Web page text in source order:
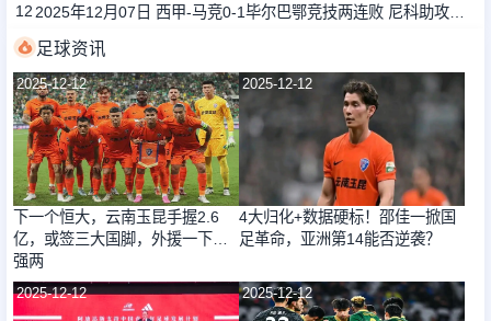
12
足球资讯
2025-12-12
下一个恒大，云南玉昆手握2.6
亿，或签三大国脚，外援一下补
强两
2025-12-12
4大归化+数据硬标！邵佳一掀国
足革命，亚洲第14能否逆袭？
2025-12-12 2025-12-12